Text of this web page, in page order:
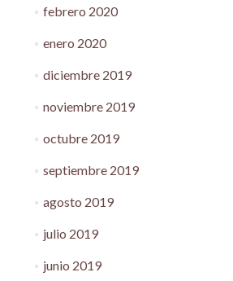
febrero 2020
enero 2020
diciembre 2019
noviembre 2019
octubre 2019
septiembre 2019
agosto 2019
julio 2019
junio 2019